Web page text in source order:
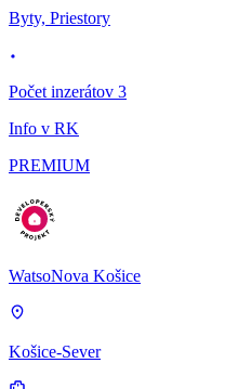
Byty, Priestory
Počet inzerátov 3
Info v RK
PREMIUM
WatsoNova Košice
Košice-Sever